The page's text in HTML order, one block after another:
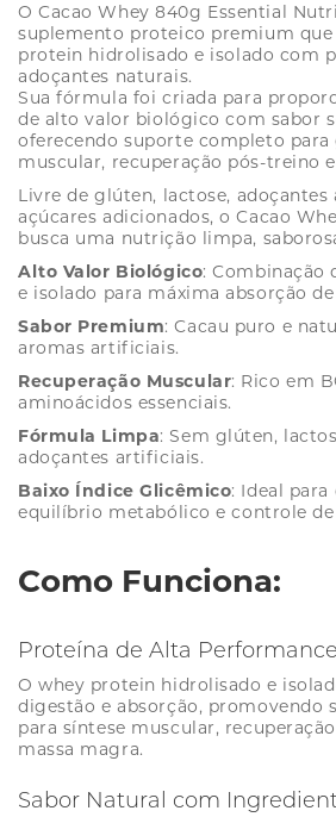
O Cacao Whey 840g Essential
suplemento proteico premium
protein hidrolisado e isolado com
adoçantes naturais.
Sua fórmula foi criada para
de alto valor biológico com sabor
oferecendo suporte completo para
muscular, recuperação pós-treino
Livre de glúten, lactose,
açúcares adicionados, o Cacao
busca uma nutrição limpa,
Alto Valor Biológico: Combinação
e isolado para máxima absorção
Sabor Premium: Cacau puro e
aromas artificiais.
Recuperação Muscular: Rico em
aminoácidos essenciais.
Fórmula Limpa: Sem glúten,
adoçantes artificiais.
Baixo Índice Glicêmico: Ideal para
equilíbrio metabólico e controle de
Como Funciona:
Proteína de Alta Performance
O whey protein hidrolisado e
digestão e absorção, promovendo
para síntese muscular,
massa magra.
Sabor Natural com